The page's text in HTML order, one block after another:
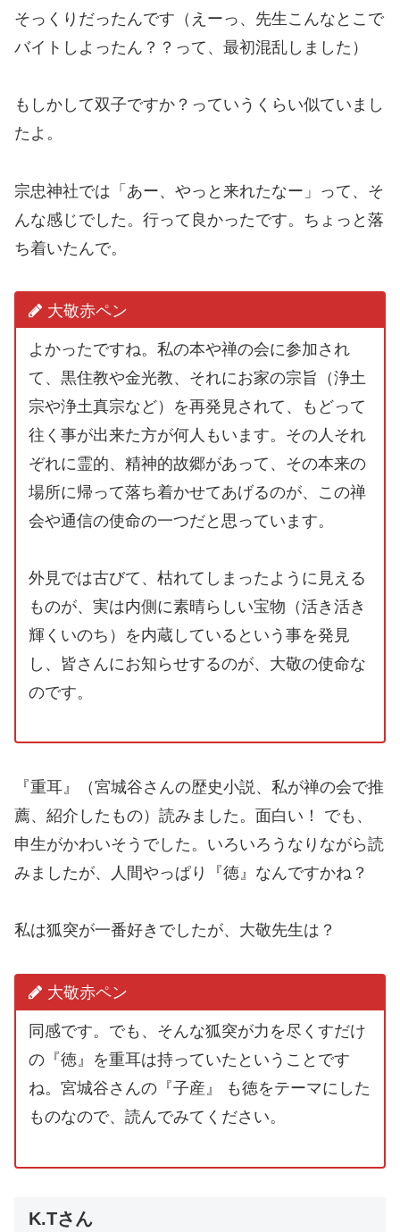
そっくりだったんです（えーっ、先生こんなとこで
バイトしよったん？？って、最初混乱しました）
もしかして双子ですか？っていうくらい似ていまし
たよ。
宗忠神社では「あー、やっと来れたなー」って、そ
んな感じでした。行って良かったです。ちょっと落
ち着いたんで。
大敬赤ペン
よかったですね。私の本や禅の会に参加され
て、黒住教や金光教、それにお家の宗旨（浄土
宗や浄土真宗など）を再発見されて、もどって
往く事が出来た方が何人もいます。その人それ
ぞれに霊的、精神的故郷があって、その本来の
場所に帰って落ち着かせてあげるのが、この禅
会や通信の使命の一つだと思っています。
外見では古びて、枯れてしまったように見える
ものが、実は内側に素晴らしい宝物（活き活き
輝くいのち）を内蔵しているという事を発見
し、皆さんにお知らせするのが、大敬の使命な
のです。
『重耳』（宮城谷さんの歴史小説、私が禅の会で推
薦、紹介したもの）読みました。面白い！ でも、
申生がかわいそうでした。いろいろうなりながら読
みましたが、人間やっぱり『徳』なんですかね？
私は狐突が一番好きでしたが、大敬先生は？
大敬赤ペン
同感です。でも、そんな狐突が力を尽くすだけ
の『徳』を重耳は持っていたということです
ね。宮城谷さんの『子産』 も徳をテーマにした
ものなので、読んでみてください。
K.Tさん